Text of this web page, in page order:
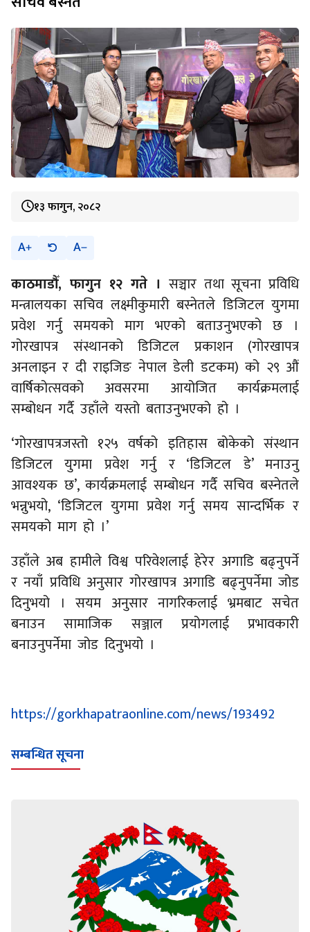
१३ फागुन, २०८२
A A
काठमाडौँ, फागुन १२ गते । सञ्चार तथा सूचना प्रविधि
मन्त्रालयका सचिव लक्ष्मीकुमारी बस्नेतले डिजिटल युगमा
प्रवेश गर्नु समयको माग भएको बताउनुभएको छ ।
गोरखापत्र संस्थानको डिजिटल प्रकाशन (गोरखापत्र
अनलाइन र दी राइजिङ नेपाल डेली डटकम) को २९ औं
वार्षिकोत्सवको अवसरमा आयोजित कार्यक्रमलाई
सम्बोधन गर्दै उहाँले यस्तो बताउनुभएको हो ।
‘गोरखापत्रजस्तो १२५ वर्षको इतिहास बोकेको संस्थान
डिजिटल युगमा प्रवेश गर्नु र ‘डिजिटल डे’ मनाउनु
आवश्यक छ’, कार्यक्रमलाई सम्बोधन गर्दै सचिव बस्नेतले
भन्नुभयो, ‘डिजिटल युगमा प्रवेश गर्नु समय सान्दर्भिक र
समयको माग हो ।’
उहाँले अब हामीले विश्व परिवेशलाई हेरेर अगाडि बढ्नुपर्ने
र नयाँ प्रविधि अनुसार गोरखापत्र अगाडि बढ्नुपर्नेमा जोड
दिनुभयो । सयम अनुसार नागरिकलाई भ्रमबाट सचेत
बनाउन सामाजिक सञ्जाल प्रयोगलाई प्रभावकारी
बनाउनुपर्नेमा जोड दिनुभयो ।
https://gorkhapatraonline.com/news/193492
सम्बन्धित सूचना